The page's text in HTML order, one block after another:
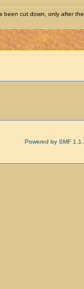
been cut down, only after
Powered by SMF